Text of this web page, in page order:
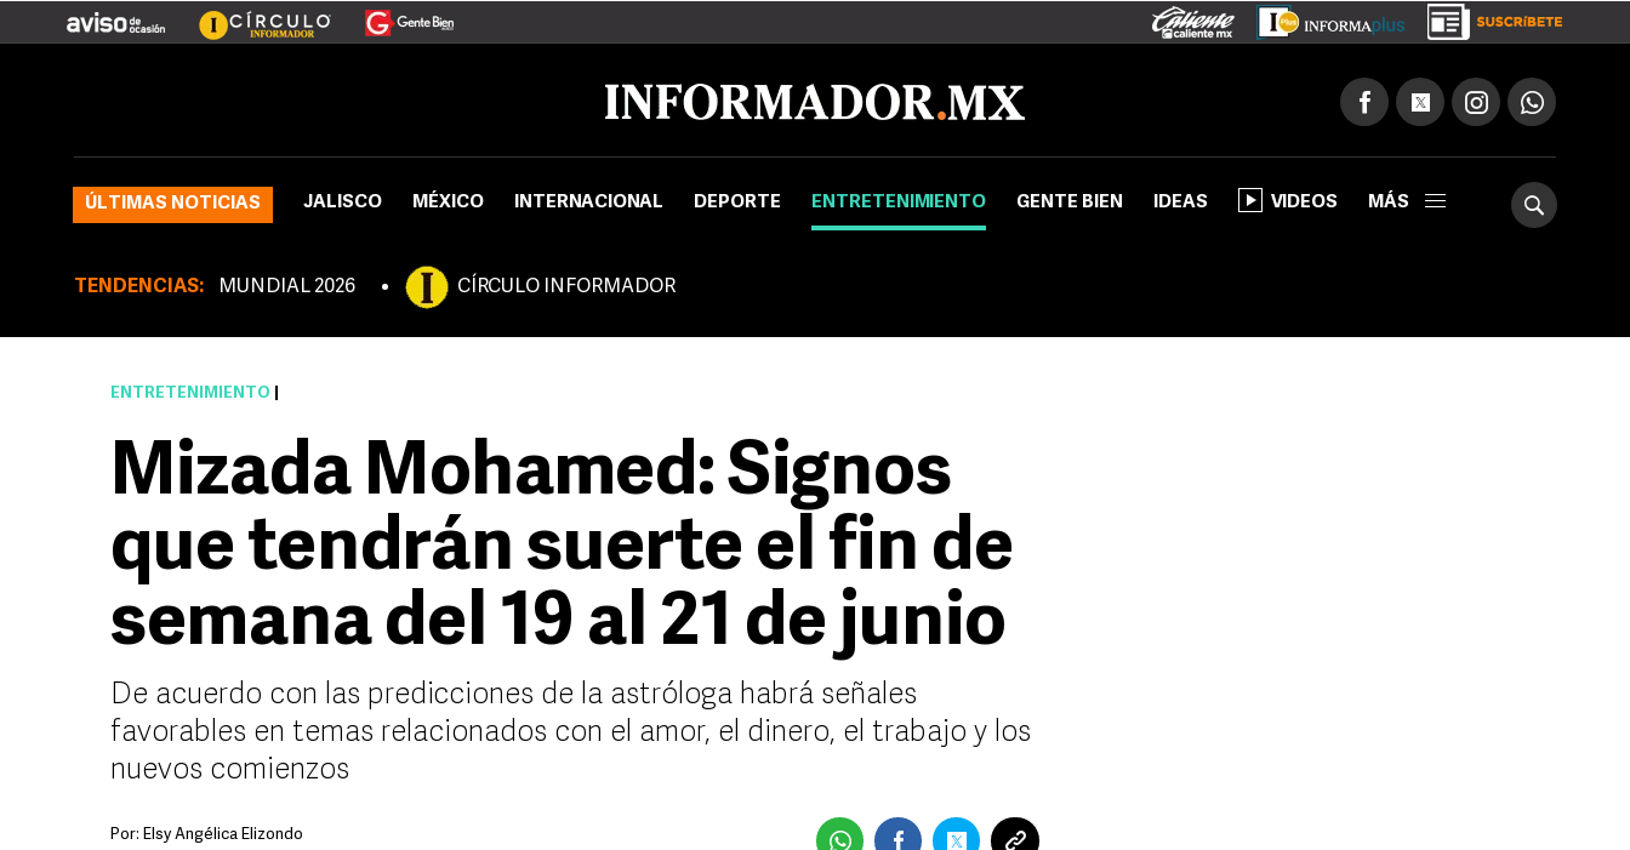
ÚLTIMAS NOTICIAS JALISCO MÉXICO INTERNACIONAL DEPORTE ENTRETENIMIENTO GENTE BIEN IDEAS VIDEOS MÁS
TENDENCIAS: MUNDIAL 2026 CÍRCULO INFORMADOR
ENTRETENIMIENTO
Mizada Mohamed: Signos
que tendrán suerte el fin de
semana del 19 al 21 de junio
De acuerdo con las predicciones de la astróloga habrá señales
favorables en temas relacionados con el amor, el dinero, el trabajo y los
nuevos comienzos
Por: Elsy Angélica Elizondo